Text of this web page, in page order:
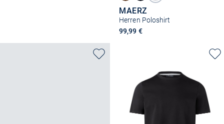
MAERZ
Herren Poloshirt
99,99 €